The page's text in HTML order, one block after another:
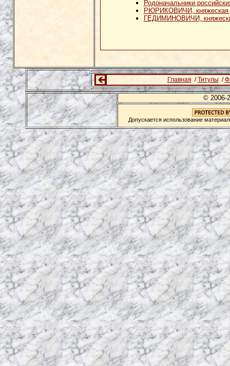
Родоначальники
РЮРИКОВИЧИ ,
ГЕДИМИНОВИЧИ ,
Главная /Титулы /
© 2006-
Допускается использование